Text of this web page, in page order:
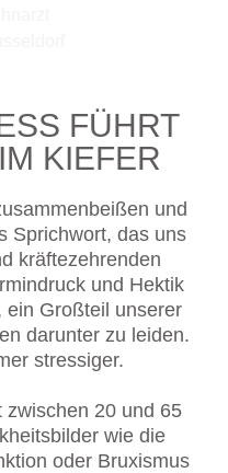
FÜHRT
KIEFER
und
Sprichwort, das uns
kräftezehrenden
und Hektik
ein Großteil unserer
darunter zu leiden.
stressiger.
zwischen 20 und 65
wie die
oder Bruxismus